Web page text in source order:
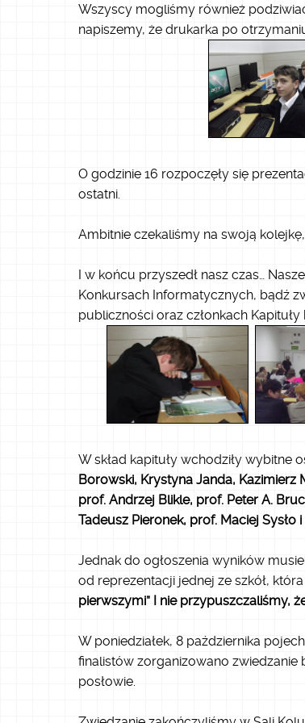
Wszyscy mogliśmy również
napiszemy, że drukarka po
O godzinie 16 rozpoczęły się
ostatni.
Ambitnie czekaliśmy na swoją
I w końcu przyszedł nasz czas…
Konkursach Informatycznych, bądź
publiczności oraz członkach
W skład kapituły wchodziły wybitne
Borowski, Krystyna Janda, Kazimierz
prof. Andrzej Blikle, prof. Peter A.
Tadeusz Pieronek, prof. Maciej Sysło
Jednak do ogłoszenia wyników
od reprezentacji jednej ze szkół,
pierwszymi” I nie przypuszczaliśmy,
W poniedziałek, 8 października
finalistów zorganizowano
posłowie.